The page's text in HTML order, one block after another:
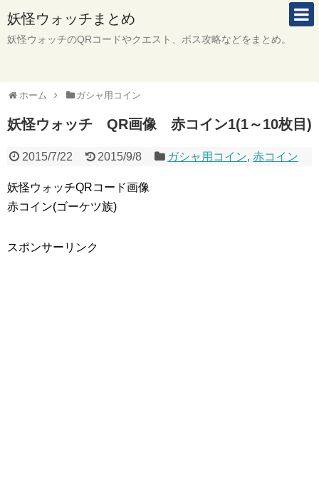
妖怪ウォッチまとめ
妖怪ウォッチのQRコードやクエスト、ボス攻略などをまとめ。
ホーム ガシャ用コイン
妖怪ウォッチ QR画像 赤コイン1(1～10枚目)
2015/7/22 2015/9/8 ガシャ用コイン,赤コイン
妖怪ウォッチQRコード画像
赤コイン(ゴーケツ族)
スポンサーリンク